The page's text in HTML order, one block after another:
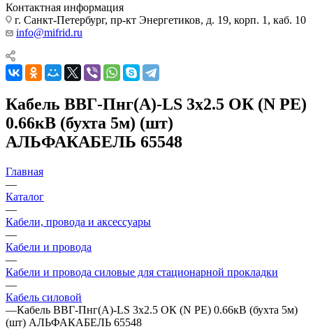
Контактная информация
г. Санкт-Петербург, пр-кт Энергетиков, д. 19, корп. 1, каб. 10
info@mifrid.ru
Кабель ВВГ-Пнг(А)-LS 3х2.5 ОК (N PE)
0.66кВ (бухта 5м) (шт)
АЛЬФАКАБЕЛЬ 65548
Главная
—
Каталог
—
Кабели, провода и аксессуары
—
Кабели и провода
—
Кабели и провода силовые для стационарной прокладки
—
Кабель силовой
—Кабель ВВГ-Пнг(А)-LS 3х2.5 ОК (N PE) 0.66кВ (бухта 5м)
(шт) АЛЬФАКАБЕЛЬ 65548